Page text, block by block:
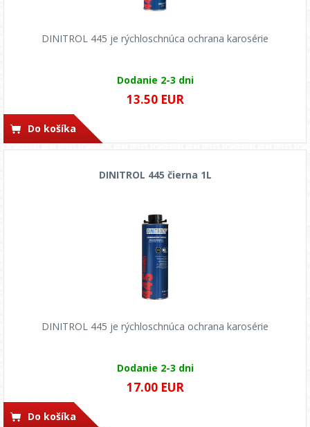
DINITROL 445 je rýchloschnúca ochrana karosérie
Dodanie 2-3 dni
13.50 EUR
Do košíka
DINITROL 445 čierna 1L
DINITROL 445 je rýchloschnúca ochrana karosérie
Dodanie 2-3 dni
17.00 EUR
Do košíka